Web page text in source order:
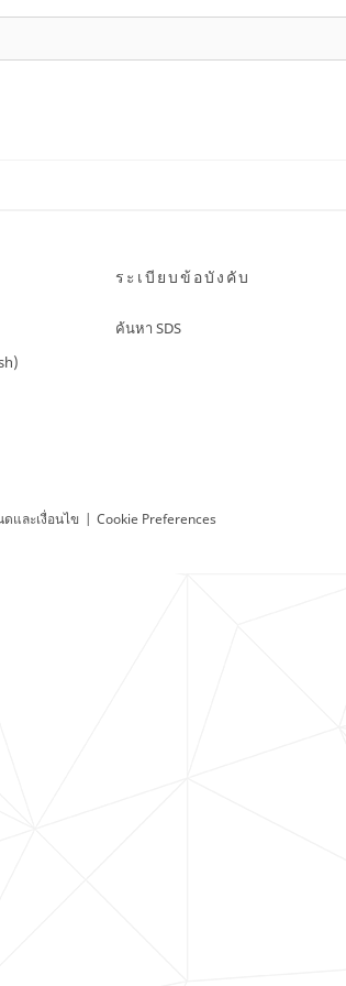
ระเบียบข้อบังคับ
ค้นหา SDS
และเงื่อนไข | Cookie Preferences